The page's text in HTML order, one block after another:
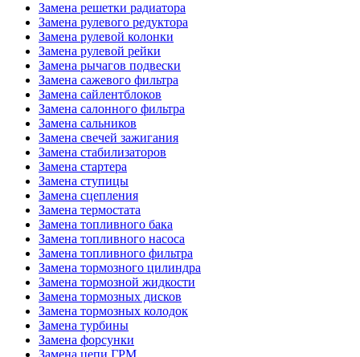
Замена решетки радиатора
Замена рулевого редуктора
Замена рулевой колонки
Замена рулевой рейки
Замена рычагов подвески
Замена сажевого фильтра
Замена сайлентблоков
Замена салонного фильтра
Замена сальников
Замена свечей зажигания
Замена стабилизаторов
Замена стартера
Замена ступицы
Замена сцепления
Замена термостата
Замена топливного бака
Замена топливного насоса
Замена топливного фильтра
Замена тормозного цилиндра
Замена тормозной жидкости
Замена тормозных дисков
Замена тормозных колодок
Замена турбины
Замена форсунки